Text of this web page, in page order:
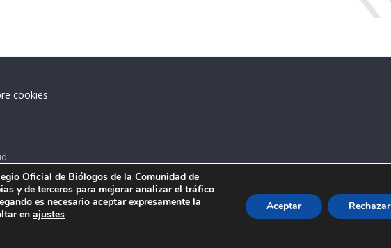
cookies
Oficial de Biólogos de la Comunidad de
y de terceros para mejorar analizar el tráfico
es necesario aceptar expresamente la
enajustes
Aceptar Rechazar